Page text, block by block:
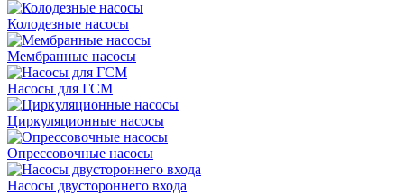
Колодезные насосы
Мембранные насосы
Насосы для ГСМ
Циркуляционные насосы
Опрессовочные насосы
Насосы двустороннего входа